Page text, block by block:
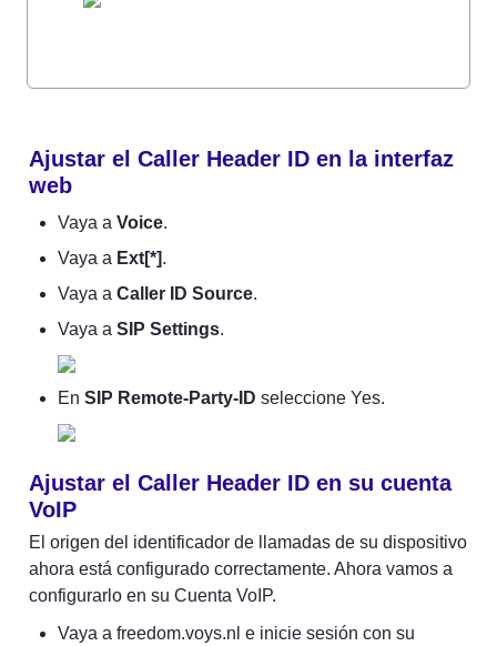
Ajustar el Caller Header ID en la interfaz
web
Vaya a Voice.
Vaya a Ext[*].
Vaya a Caller ID Source.
Vaya a SIP Settings.
En SIP Remote-Party-ID seleccione Yes.
Ajustar el Caller Header ID en su cuenta
VoIP
El origen del identificador de llamadas de su dispositivo
ahora está configurado correctamente. Ahora vamos a
configurarlo en su Cuenta VoIP.
Vaya a freedom.voys.nl e inicie sesión con su